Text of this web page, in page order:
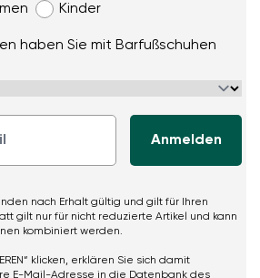
Kinder
haben Sie mit Barfußschuhen
nach Erhalt gültig und gilt für Ihren
gilt nur für nicht reduzierte Artikel und kann
kombiniert werden.
klicken, erklären Sie sich damit
E-Mail-Adresse in die Datenbank des